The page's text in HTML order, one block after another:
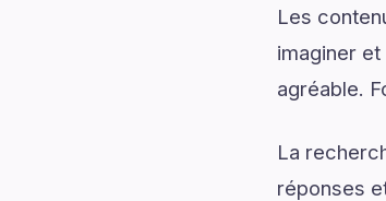
Les
imaginer
agréable.
La
réponses